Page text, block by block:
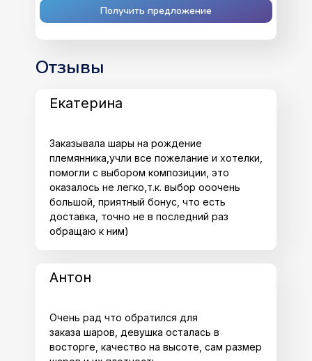
Получить предложение
Отзывы
Заказывала шары на рождение
племянника,учли все пожелание и хотелки,
помогли с выбором композиции, это
оказалось не легко,т.к. выбор ооочень
большой, приятный бонус, что есть
доставка, точно не в последний раз
обращаю к ним)
Екатерина
Очень рад что обратился для
заказа шаров, девушка осталась в
восторге, качество на высоте, сам размер
Антон